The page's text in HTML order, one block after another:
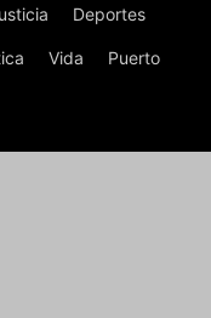
Deportes
Vida Puerto